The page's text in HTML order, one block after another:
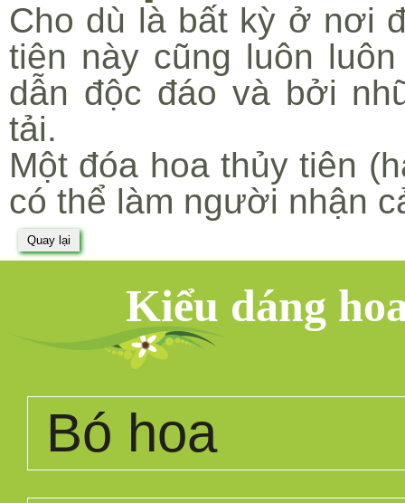
Cho dù là bất kỳ ở nơi
tiên này cũng luôn
dẫn độc đáo và bởi
tải.
Một đóa hoa thủy tiên
có thể làm người nhận
Kiểu dáng
Bó hoa